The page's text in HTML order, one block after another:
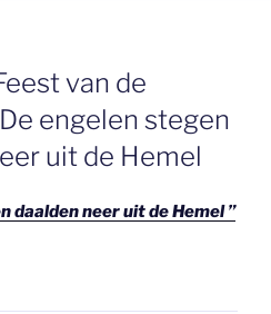
van de
engelen stegen
uit de Hemel
daalden neer uit de Hemel ”